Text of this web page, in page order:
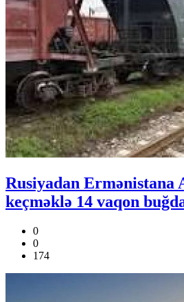
Rusiyadan Ermənistana
keçməklə 14 vaqon
0
0
174